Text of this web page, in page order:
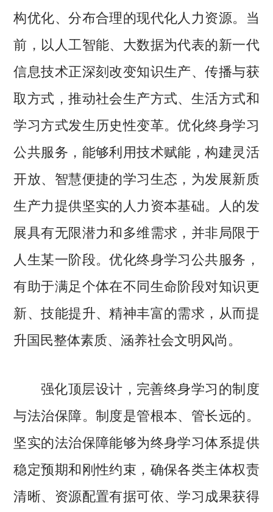
构优化、分布合理的现代化人力资源。当
前，以人工智能、大数据为代表的新一代
信息技术正深刻改变知识生产、传播与获
取方式，推动社会生产方式、生活方式和
学习方式发生历史性变革。优化终身学习
公共服务，能够利用技术赋能，构建灵活
开放、智慧便捷的学习生态，为发展新质
生产力提供坚实的人力资本基础。人的发
展具有无限潜力和多维需求，并非局限于
人生某一阶段。优化终身学习公共服务，
有助于满足个体在不同生命阶段对知识更
新、技能提升、精神丰富的需求，从而提
升国民整体素质、涵养社会文明风尚。
强化顶层设计，完善终身学习的制度
与法治保障。制度是管根本、管长远的。
坚实的法治保障能够为终身学习体系提供
稳定预期和刚性约束，确保各类主体权责
清晰、资源配置有据可依、学习成果获得